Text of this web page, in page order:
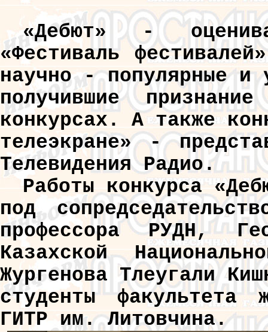
«Дебют» -
«Фестиваль
научно - популярные и
получившие
конкурсах. А также
телеэкране» -
Телевидения Радио.
Работы конкурса
под
профессора РУДН,
Казахской
Жургенова Тлеугали
студенты
ГИТР им. Литовчина.